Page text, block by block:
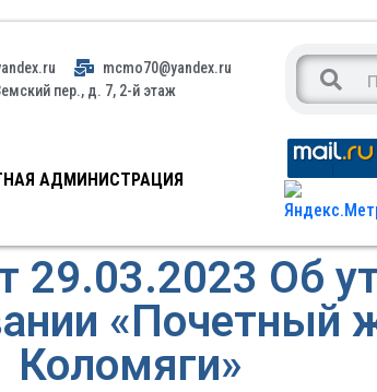
mcmo70@yandex.ru
пер., д. 7, 2-й этаж
АДМИНИСТРАЦИЯ
29.03.2023 Об
«Почетный
Коломяги»